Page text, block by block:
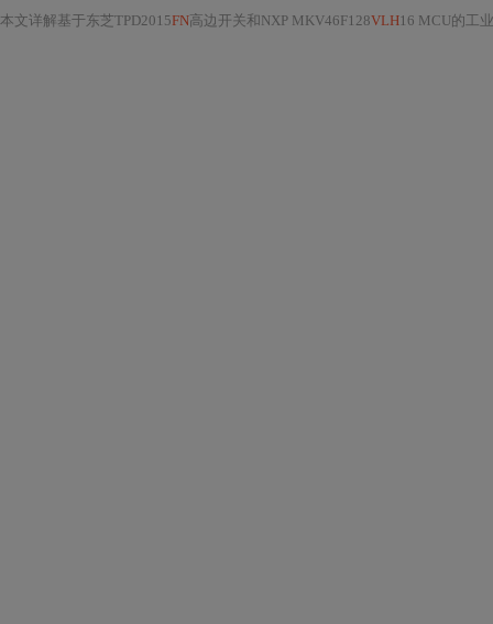
本文详解基于东芝TPD2015FN高边开关和NXP MKV46F128VLH16 MCU的工